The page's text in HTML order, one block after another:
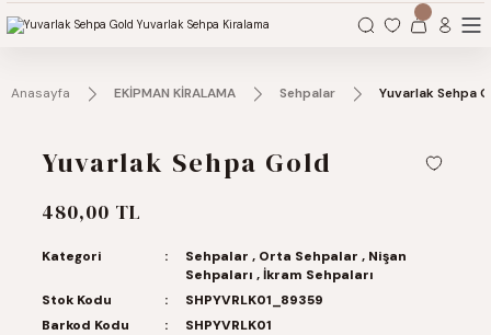
Organizasyonlarınız için tüm ihtiyaçlarınız burada.
Anasayfa EKİPMAN KİRALAMA Sehpalar Yuvarlak Sehpa
Yuvarlak Sehpa Gold
480,00 TL
Kategori Sehpalar , Orta Sehpalar , Nişan
Sehpaları ,İkram Sehpaları
Stok Kodu
SHPYVRLK01_89359
Barkod Kodu
SHPYVRLK01